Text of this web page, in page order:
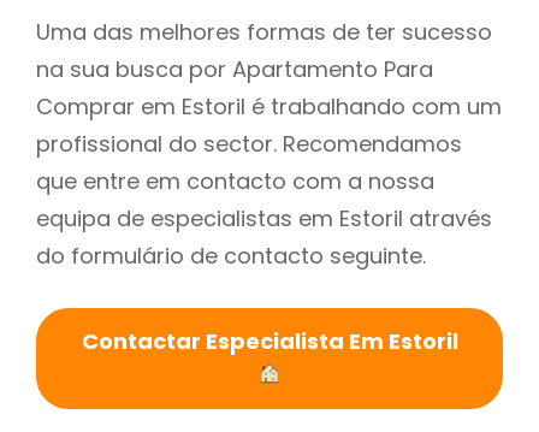
Uma das melhores formas de ter sucesso
na sua busca por Apartamento Para
Comprar em Estoril é trabalhando com um
profissional do sector. Recomendamos
que entre em contacto com a nossa
equipa de especialistas em Estoril através
do formulário de contacto seguinte.
Contactar Especialista Em Estoril